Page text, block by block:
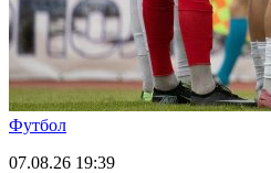
Футбол
07.08.26 19:39